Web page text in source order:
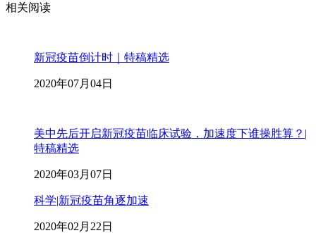
相关阅读
新冠疫苗倒计时｜特稿精选
2020年07月04日
美中先后开启新冠疫苗临床试验，加速度下谁操胜算？|
特稿精选
2020年03月07日
科学|新冠疫苗角逐加速
2020年02月22日